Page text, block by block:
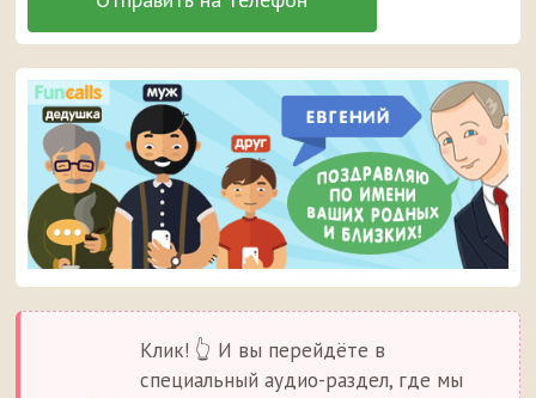
Клик! 👆 И вы перейдёте в
специальный аудио-раздел, где мы